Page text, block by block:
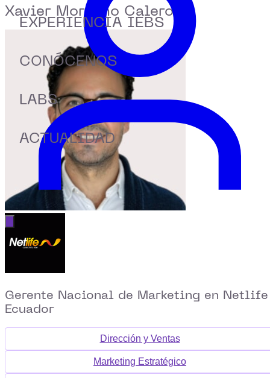
EXPERIENCIA IEBS
CONÓCENOS
LABS
ACTUALIDAD
Xavier Moreano Calero
Gerente Nacional de Marketing en Netlife
Ecuador
Dirección y Ventas
Marketing Estratégico